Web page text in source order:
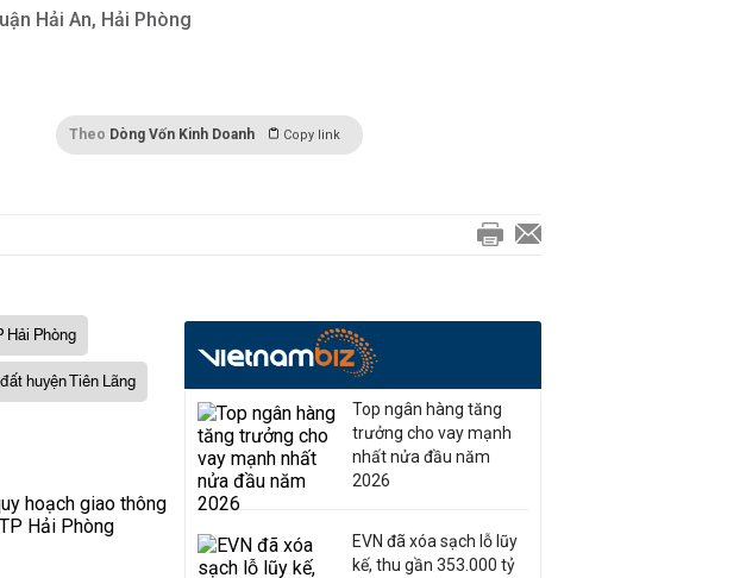
Hải An, Hải Phòng
Theo Dòng Vốn Kinh Doanh Copy link
Hải Phòng
huyện Tiên Lãng
Top ngân hàng tăng
trưởng cho vay mạnh
nhất nửa đầu năm
2026
EVN đã xóa sạch lỗ lũy
kế, thu gần 353.000 tỷ